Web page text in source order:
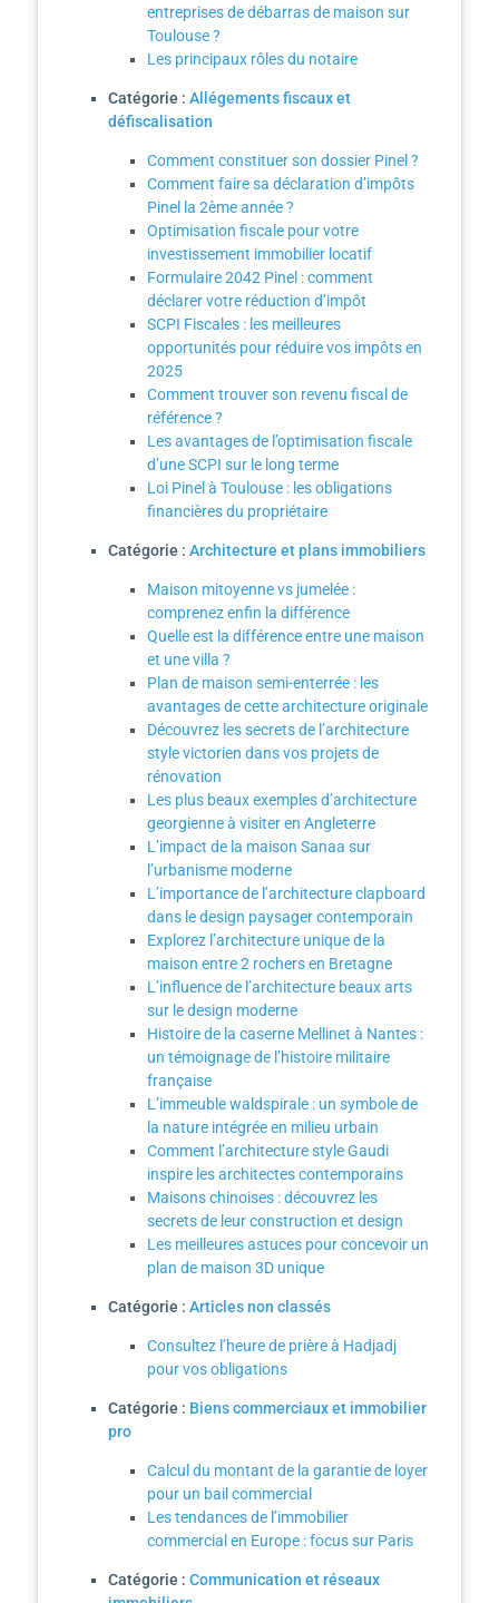
entreprises de débarras de maison sur
Toulouse ?
Les principaux rôles du notaire
Catégorie : Allégements fiscaux et
défiscalisation
Comment constituer son dossier Pinel ?
Comment faire sa déclaration d’impôts
Pinel la 2ème année ?
Optimisation fiscale pour votre
investissement immobilier locatif
Formulaire 2042 Pinel : comment
déclarer votre réduction d’impôt
SCPI Fiscales : les meilleures
opportunités pour réduire vos impôts en
2025
Comment trouver son revenu fiscal de
référence ?
Les avantages de l’optimisation fiscale
d’une SCPI sur le long terme
Loi Pinel à Toulouse : les obligations
financières du propriétaire
Catégorie : Architecture et plans immobiliers
Maison mitoyenne vs jumelée :
comprenez enfin la différence
Quelle est la différence entre une maison
et une villa ?
Plan de maison semi-enterrée : les
avantages de cette architecture originale
Découvrez les secrets de l’architecture
style victorien dans vos projets de
rénovation
Les plus beaux exemples d’architecture
georgienne à visiter en Angleterre
L’impact de la maison Sanaa sur
l’urbanisme moderne
L’importance de l’architecture clapboard
dans le design paysager contemporain
Explorez l’architecture unique de la
maison entre 2 rochers en Bretagne
L’influence de l’architecture beaux arts
sur le design moderne
Histoire de la caserne Mellinet à Nantes :
un témoignage de l’histoire militaire
française
L’immeuble waldspirale : un symbole de
la nature intégrée en milieu urbain
Comment l’architecture style Gaudi
inspire les architectes contemporains
Maisons chinoises : découvrez les
secrets de leur construction et design
Les meilleures astuces pour concevoir un
plan de maison 3D unique
Catégorie : Articles non classés
Consultez l’heure de prière à Hadjadj
pour vos obligations
Catégorie : Biens commerciaux et immobilier
pro
Calcul du montant de la garantie de loyer
pour un bail commercial
Les tendances de l’immobilier
commercial en Europe : focus sur Paris
Catégorie : Communication et réseaux